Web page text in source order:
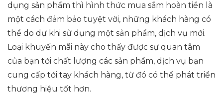
dụng sản phẩm thì hình thức mua sắm hoàn tiền là
một cách đảm bảo tuyệt vời, những khách hàng có
thể do dự khi sử dụng một sản phẩm, dịch vụ mới.
Loại khuyến mãi này cho thấy được sự quan tâm
của bạn tới chất lượng các sản phẩm, dịch vụ bạn
cung cấp tới tay khách hàng, từ đó có thể phát triển
thương hiệu tốt hơn.